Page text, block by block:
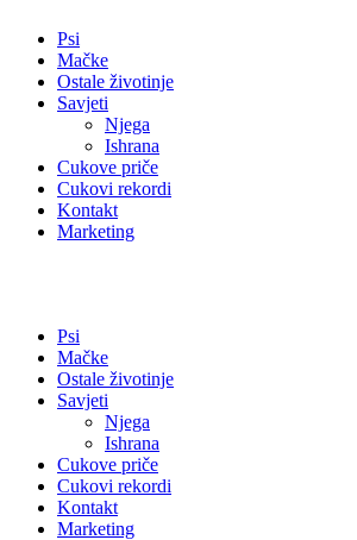
Psi
Mačke
Ostale životinje
Savjeti
Njega
Ishrana
Cukove priče
Cukovi rekordi
Kontakt
Marketing
Psi
Mačke
Ostale životinje
Savjeti
Njega
Ishrana
Cukove priče
Cukovi rekordi
Kontakt
Marketing